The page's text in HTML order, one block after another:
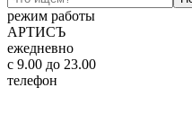
режим работы
АРТИСЪ
ежедневно
c 9.00 до 23.00
телефон